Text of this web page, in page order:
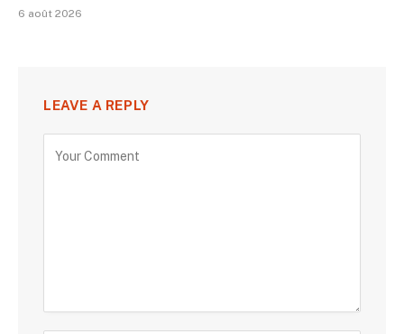
6 août 2026
LEAVE A REPLY